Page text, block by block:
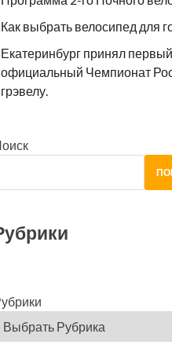
Как выбрать велосипед для
Екатеринбург принял первый
официальный Чемпионат
грэвелу.